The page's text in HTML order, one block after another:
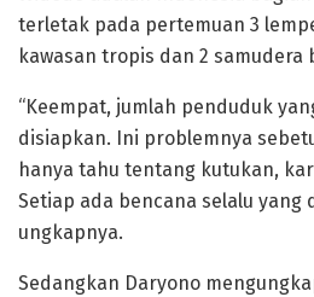
terletak pada pertemuan 3
kawasan tropis dan 2 samudera
“Keempat, jumlah penduduk
disiapkan. Ini problemnya
hanya tahu tentang kutukan,
Setiap ada bencana selalu yang
ungkapnya.
Sedangkan Daryono